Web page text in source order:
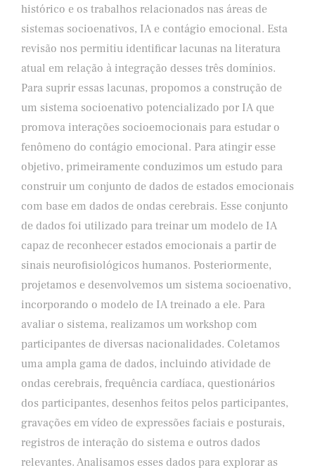
histórico e os trabalhos relacionados nas áreas de
sistemas socioenativos, IA e contágio emocional. Esta
revisão nos permitiu identificar lacunas na literatura
atual em relação à integração desses três domínios.
Para suprir essas lacunas, propomos a construção de
um sistema socioenativo potencializado por IA que
promova interações socioemocionais para estudar o
fenômeno do contágio emocional. Para atingir esse
objetivo, primeiramente conduzimos um estudo para
construir um conjunto de dados de estados emocionais
com base em dados de ondas cerebrais. Esse conjunto
de dados foi utilizado para treinar um modelo de IA
capaz de reconhecer estados emocionais a partir de
sinais neurofisiológicos humanos. Posteriormente,
projetamos e desenvolvemos um sistema socioenativo,
incorporando o modelo de IA treinado a ele. Para
avaliar o sistema, realizamos um workshop com
participantes de diversas nacionalidades. Coletamos
uma ampla gama de dados, incluindo atividade de
ondas cerebrais, frequência cardíaca, questionários
dos participantes, desenhos feitos pelos participantes,
gravações em vídeo de expressões faciais e posturais,
registros de interação do sistema e outros dados
relevantes. Analisamos esses dados para explorar as